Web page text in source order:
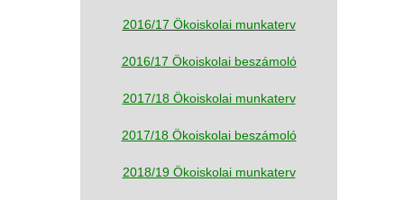
2016/17 Ökoiskolai munkaterv
2016/17 Ökoiskolai beszámoló
2017/18 Ökoiskolai munkaterv
2017/18 Ökoiskolai beszámoló
2018/19 Ökoiskolai munkaterv